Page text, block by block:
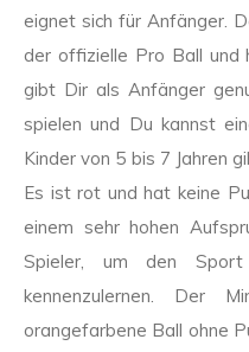
eignet sich für Anfänger.
der offizielle Pro Ball und
gibt Dir als Anfänger
spielen und Du kannst
Kinder von 5 bis 7 Jahren
Es ist rot und hat keine
einem sehr hohen
Spieler, um den Sport
kennenzulernen. Der
orangefarbene Ball ohne